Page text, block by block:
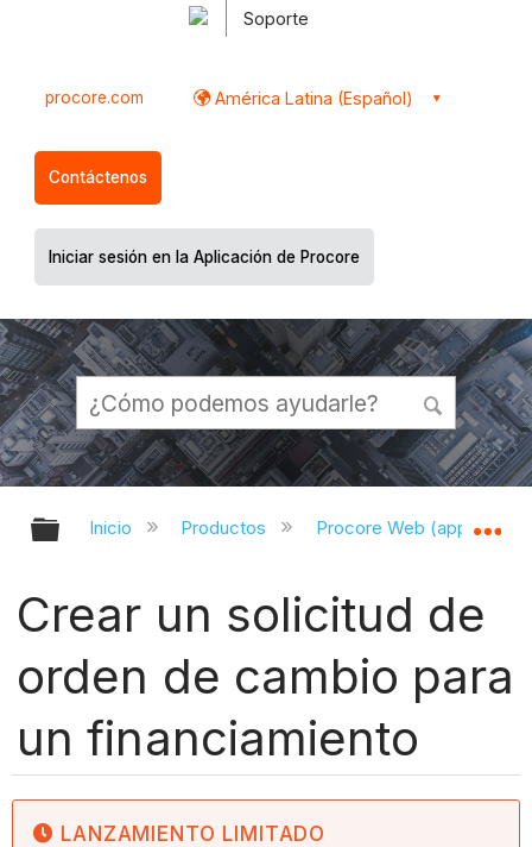
Soporte
procore.com América Latina (Español)
Contáctenos
Iniciar sesión en la Aplicación de Procore
Expandir/contraer jerarquía global
Inicio Productos Procore Web
Crear un solicitud de
orden de cambio para
un financiamiento
LANZAMIENTO LIMITADO